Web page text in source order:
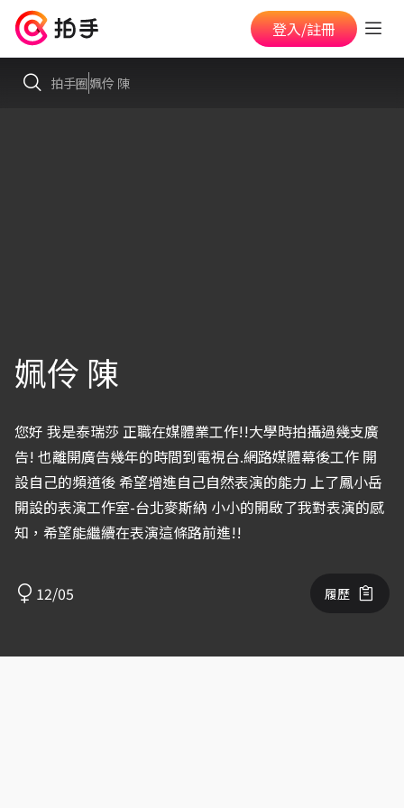
登入/註冊
拍手圈姵伶 陳
姵伶 陳
您好 我是泰瑞莎 正職在媒體業工作!!大學時拍攝過幾支廣
告! 也離開廣告幾年的時間到電視台.網路媒體幕後工作 開
設自己的頻道後 希望增進自己自然表演的能力 上了鳳小岳
開設的表演工作室-台北麥斯納 小小的開啟了我對表演的感
知，希望能繼續在表演這條路前進!!
12/05 履歷